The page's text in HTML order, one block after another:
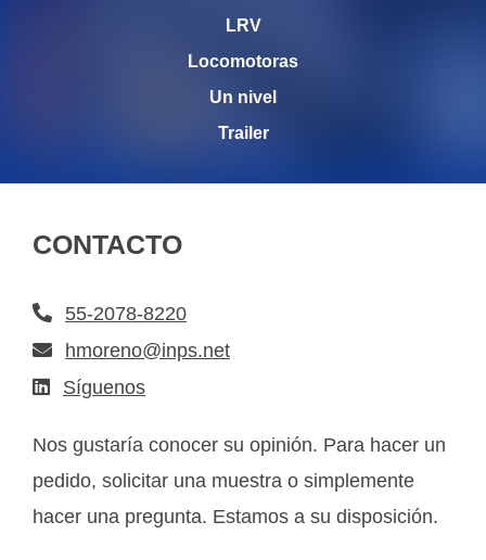
LRV
Locomotoras
Un nivel
Trailer
CONTACTO
55-2078-8220
hmoreno@inps.net
Síguenos
Nos gustaría conocer su opinión. Para hacer un
pedido, solicitar una muestra o simplemente
hacer una pregunta. Estamos a su disposición.